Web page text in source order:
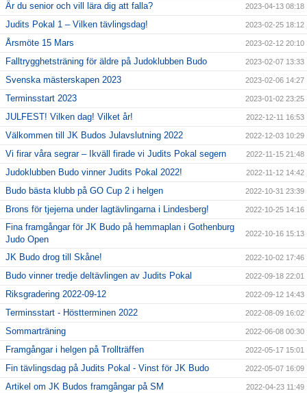
Är du senior och vill lära dig att falla? 2023-04-13 08:18
Judits Pokal 1 – Vilken tävlingsdag! 2023-02-25 18:12
Årsmöte 15 Mars 2023-02-12 20:10
Falltrygghetsträning för äldre på Judoklubben Budo 2023-02-07 13:33
Svenska mästerskapen 2023 2023-02-06 14:27
Terminsstart 2023 2023-01-02 23:25
JULFEST! Vilken dag! Vilket år! 2022-12-11 16:53
Välkommen till JK Budos Julavslutning 2022 2022-12-03 10:29
Vi firar våra segrar – Ikväll firade vi Judits Pokal segern 2022-11-15 21:48
Judoklubben Budo vinner Judits Pokal 2022! 2022-11-12 14:42
Budo bästa klubb på GO Cup 2 i helgen 2022-10-31 23:39
Brons för tjejerna under lagtävlingarna i Lindesberg! 2022-10-25 14:16
Fina framgångar för JK Budo på hemmaplan i Gothenburg
Judo Open
2022-10-16 15:13
JK Budo drog till Skåne! 2022-10-02 17:46
Budo vinner tredje deltävlingen av Judits Pokal 2022-09-18 22:01
Riksgradering 2022-09-12 2022-09-12 14:43
Terminsstart - Höstterminen 2022 2022-08-09 16:02
Sommarträning 2022-06-08 00:30
Framgångar i helgen på Trollträffen 2022-05-17 15:01
Fin tävlingsdag på Judits Pokal - Vinst för JK Budo 2022-05-07 16:09
Artikel om JK Budos framgångar på SM 2022-04-23 11:49